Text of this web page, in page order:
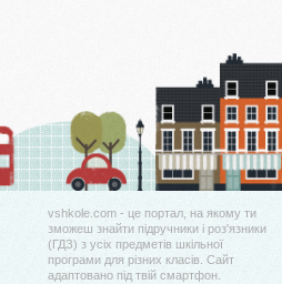
vshkole.com - це портал, на якому ти
зможеш знайти підручники і роз'язники
(ГДЗ) з усіх предметів шкільної
програми для різних класів. Сайт
адаптовано під твій смартфон.